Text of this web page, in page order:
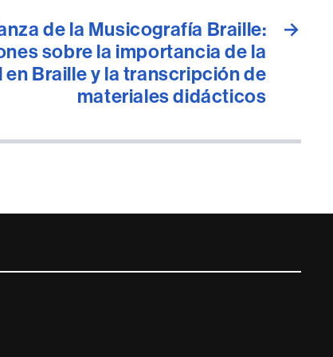
→
de la Musicografía Braille:
sobre la importancia de la
Braille y la transcripción de
materiales didácticos